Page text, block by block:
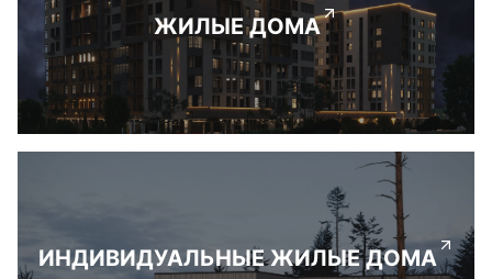
ЖИЛЫЕ ДОМА
ИНДИВИДУАЛЬНЫЕ ЖИЛЫЕ ДОМА